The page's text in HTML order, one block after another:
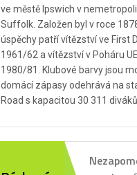
ve městě Ipswich v
Suffolk. Založen byl v roce
úspěchy patří vítězství ve First
1961/62 a vítězství v Poháru
1980/81. Klubové barvy jsou
domácí zápasy odehrává na
Road s kapacitou 30 311 diváků.